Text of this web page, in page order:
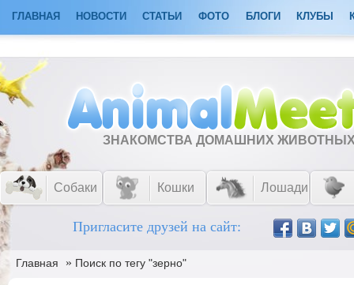
ГЛАВНАЯ НОВОСТИ СТАТЬИ ФОТО БЛОГИ КЛУБЫ
ЗНАКОМСТВА ДОМАШНИХ
Собаки Кошки Лошади
Пригласите друзей на сайт:
Главная » Поиск по тегу "зерно"